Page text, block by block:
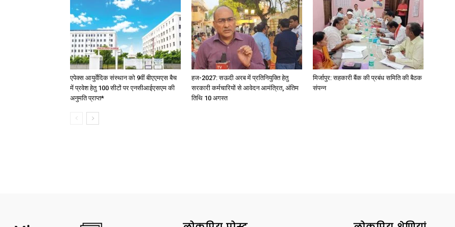
एपेक्स आयुर्वेदिक संस्थान को 9वीं बीएएमएस बैच
में प्रवेश हेतु 100 सीटों पर एनसीआईएसएम की
अनुमति प्राप्त*
हज-2027: सऊदी अरब में प्रतिनियुक्ति हेतु
सरकारी कर्मचारियों से आवेदन आमंत्रित, अंतिम
तिथि 10 अगस्त
मिर्जापुर: सहकारी बैंक की प्रबंध समिति की बैठक
संपन्न